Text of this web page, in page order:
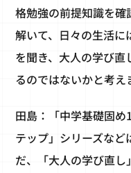
格勉強の前提知識を
解いて、日々の生活
を聞き、大人の学び
るのではないかと考え
田島：「中学基礎固
テップ」シリーズな
だ、「大人の学び直